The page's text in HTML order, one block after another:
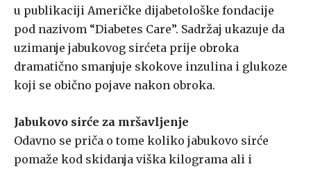
u publikaciji Američke dijabetološke fondacije
pod nazivom “Diabetes Care”. Sadržaj ukazuje da
uzimanje jabukovog sirćeta prije obroka
dramatično smanjuje skokove inzulina i glukoze
koji se obično pojave nakon obroka.
Jabukovo sirće za mršavljenje
Odavno se priča o tome koliko jabukovo sirće
pomaže kod skidanja viška kilograma ali i